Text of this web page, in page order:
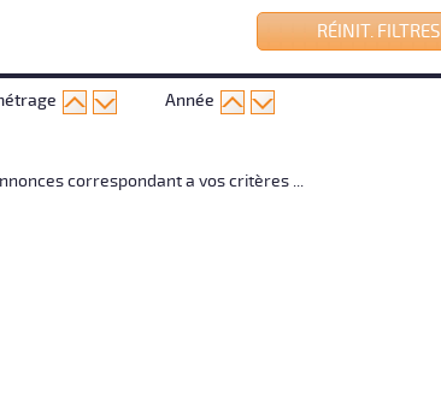
RÉINIT. FILTRES
Année
correspondant a vos critères ...